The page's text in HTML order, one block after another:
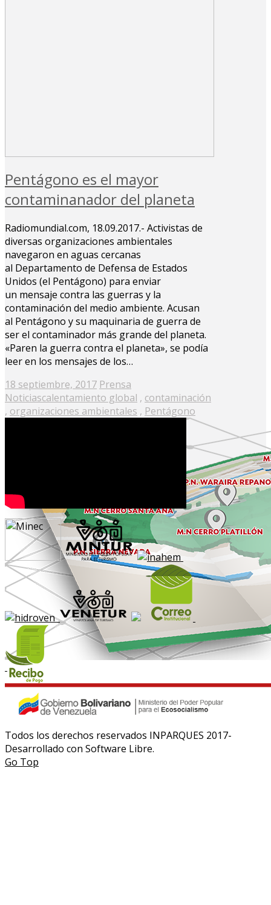
Pentágono es el mayor
contaminanador del planeta
Radiomundial.com, 18.09.2017.- Activistas de
diversas organizaciones ambientales
navegaron en aguas cercanas
al Departamento de Defensa de Estados
Unidos (el Pentágono) para enviar
un mensaje contra las guerras y la
contaminación del medio ambiente. Acusan
al Pentágono y su maquinaria de guerra de
ser el contaminador más grande del planeta.
«Paren la guerra contra el planeta», se podía
leer en los mensajes de los…
Posted
on
18 septiembre, 2017 Prensa
Noticiascalentamiento global , contaminación
, organizaciones ambientales , Pentágono
Todos los derechos reservados INPARQUES 2017-
Desarrollado con Software Libre.
Go Top